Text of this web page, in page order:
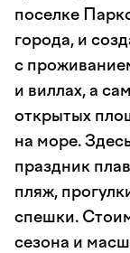
поселке
города, и
с
и виллах, а
открытых
на море.
праздник
пляж,
спешки.
сезона и